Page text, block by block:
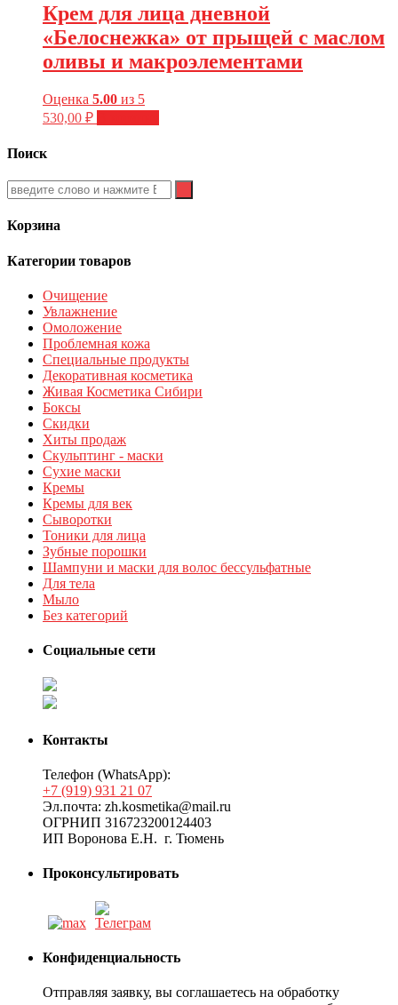
Крем для лица дневной
«Белоснежка» от прыщей с маслом
оливы и макроэлементами
Оценка 5.00 из 5
530,00 ₽
Поиск
Корзина
Категории товаров
Очищение
Увлажнение
Омоложение
Проблемная кожа
Специальные продукты
Декоративная косметика
Живая Косметика Сибири
Боксы
Скидки
Хиты продаж
Скульптинг - маски
Сухие маски
Кремы
Кремы для век
Сыворотки
Тоники для лица
Зубные порошки
Шампуни и маски для волос бессульфатные
Для тела
Мыло
Без категорий
Социальные сети
Контакты
Телефон (WhatsApp):
+7 (919) 931 21 07
Эл.почта: zh.kosmetika@mail.ru
ОГРНИП 316723200124403
ИП Воронова Е.Н. г. Тюмень
Проконсультировать
Конфиденциальность
Отправляя заявку, вы соглашаетесь на обработку